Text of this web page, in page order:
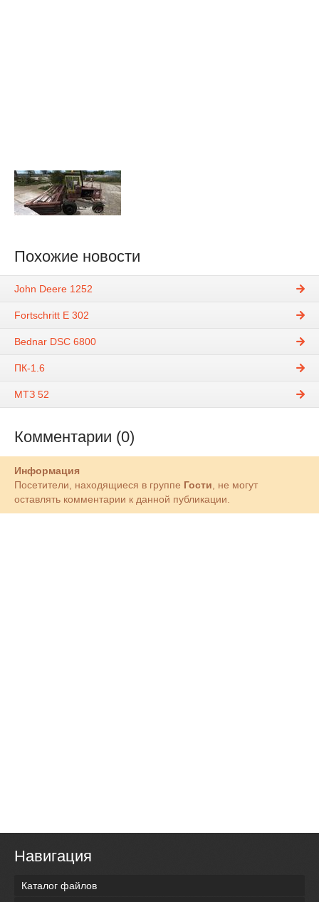
Похожие новости
John Deere 1252
Fortschritt E 302
Bednar DSC 6800
ПК-1.6
МТЗ 52
Комментарии (0)
Информация
Посетители, находящиеся в группе Гости , не могут
оставлять комментарии к данной публикации.
Навигация
Каталог файлов